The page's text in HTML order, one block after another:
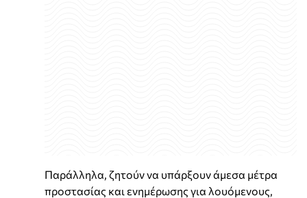
Παράλληλα, ζητούν να υπάρξουν άμεσα μέτρα
προστασίας και ενημέρωσης για λουόμενους,